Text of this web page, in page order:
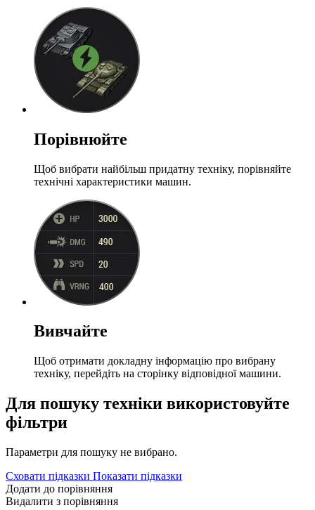
Порівнюйте
Щоб вибрати найбільш придатну техніку, порівняйте
технічні характеристики машин.
Вивчайте
Щоб отримати докладну інформацію про вибрану
техніку, перейдіть на сторінку відповідної машини.
Для пошуку техніки використовуйте
фільтри
Параметри для пошуку не вибрано.
Сховати підказки Показати підказки
Додати до порівняння
Видалити з порівняння